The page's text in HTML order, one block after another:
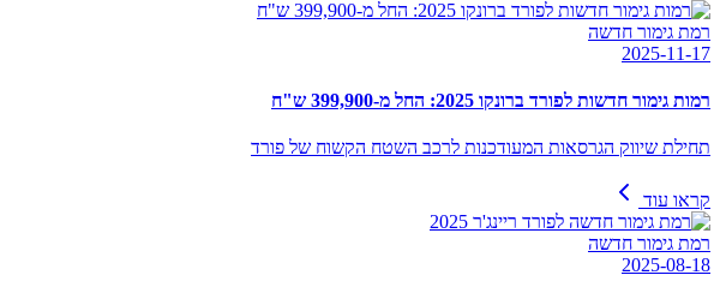
רמת גימור חדשה
2025-11-17
רמות גימור חדשות לפורד ברונקו 2025: החל מ-399,900 ש"ח
תחילת שיווק הגרסאות המעודכנות לרכב השטח הקשוח של פורד
קראו עוד
רמת גימור חדשה
2025-08-18